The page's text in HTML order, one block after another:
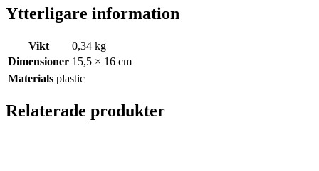
Ytterligare information
Vikt
0,34 kg
Dimensioner 15,5 × 16 cm
Materials plastic
Relaterade produkter